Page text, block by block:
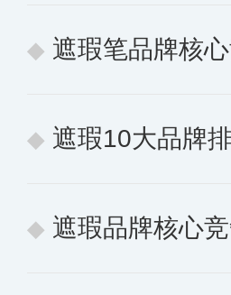
遮瑕笔品牌核心
遮瑕10大品牌
遮瑕品牌核心竞